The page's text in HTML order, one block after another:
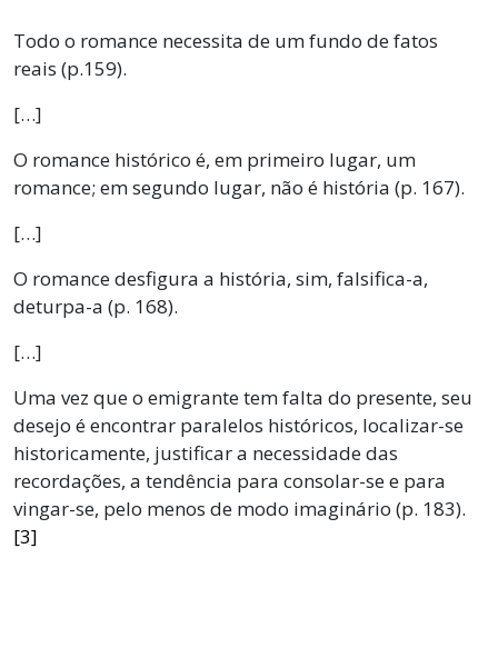
Todo o romance necessita de um fundo de fatos
reais (p.159).
[…]
O romance histórico é, em primeiro lugar, um
romance; em segundo lugar, não é história (p. 167).
[…]
O romance desfigura a história, sim, falsifica-a,
deturpa-a (p. 168).
[…]
Uma vez que o emigrante tem falta do presente, seu
desejo é encontrar paralelos históricos, localizar-se
historicamente, justificar a necessidade das
recordações, a tendência para consolar-se e para
vingar-se, pelo menos de modo imaginário (p. 183).
[3]